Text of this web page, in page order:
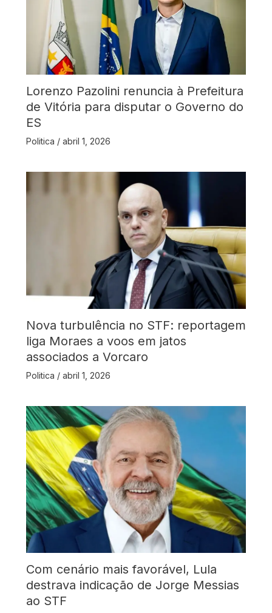
Lorenzo Pazolini renuncia à Prefeitura
de Vitória para disputar o Governo do
ES
Politica / abril 1, 2026
Nova turbulência no STF: reportagem
liga Moraes a voos em jatos
associados a Vorcaro
Politica / abril 1, 2026
Com cenário mais favorável, Lula
destrava indicação de Jorge Messias
ao STF